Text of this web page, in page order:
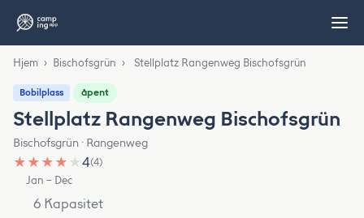
Hjem › Bischofsgrün › Stellplatz Rangenweg Bischofsgrün
Bobilplass åpent
Stellplatz Rangenweg Bischofsgrün
Bischofsgrün · Rangenweg
★ ★ ★ ★ ★4(4)
Jan – Dec
6 Kapasitet